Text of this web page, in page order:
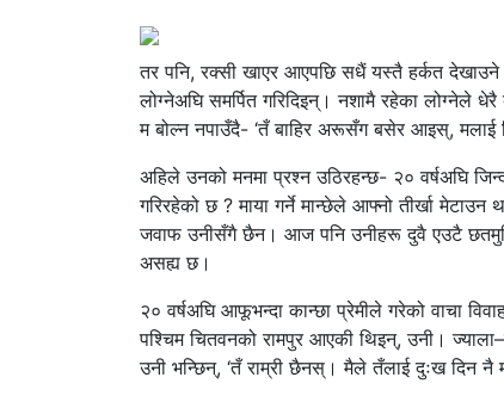
तर पनि, रक्सी खाएर आएपछि सधैं यस्तै हर्कत
लोग्नेअघि समर्पित गरिदिइन्। नशामै रहेका लोग्नेले
म बोल्न नपाउँदै- ‘तँ बाहिर अरूसँग बसेर आइस्, मलाई
अहिले उनको मनमा प्रश्न उठिरहन्छ- २० वर्षअघि
गरिरहेको छ ? माया गर्ने मान्छेले आफ्नो तीर्खा
जवाफ उनीसँगै छैन। आज पनि उनीहरू दुवै एउटै छतमुनि
असह्य छ।
२० वर्षअघि आफूभन्दा कान्छा प्रेमीले गरेको वाचा
पश्चिम चितवनको रामपुर आएकी थिइन्, उनी।
उनी भन्छिन्, ‘तँ राम्री छैनस्। मैले तँलाई दुःख दिन नै